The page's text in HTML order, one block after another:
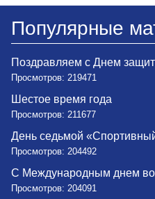
Популярные
Поздравляем с Днем
Просмотров: 219471
Шестое время года
Просмотров: 211677
День седьмой
Просмотров: 204492
С Международным днем
Просмотров: 204091